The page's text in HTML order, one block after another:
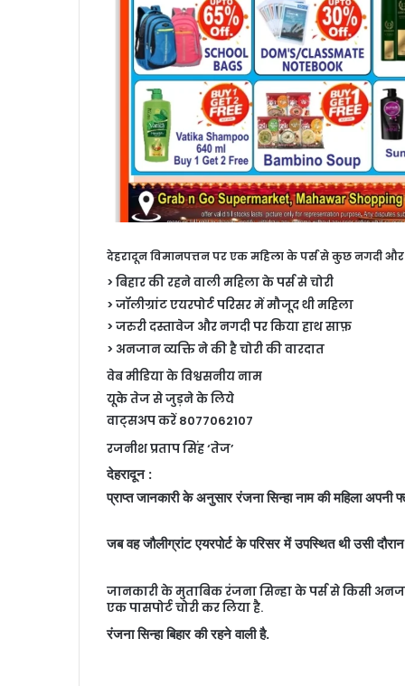
देहरादून विमानपत्तन पर एक महिला के पर्स से कुछ नगदी
> बिहार की रहने वाली महिला के पर्स से चोरी
> जॉलीग्रांट एयरपोर्ट परिसर में मौजूद थी महिला
> जरुरी दस्तावेज और नगदी पर किया हाथ साफ़
> अनजान व्यक्ति ने की है चोरी की वारदात
वेब मीडिया के विश्वसनीय नाम
यूके तेज से जुड़ने के लिये
वाट्सअप करें 8077062107
रजनीश प्रताप सिंह ‘तेज’
देहरादून :
प्राप्त जानकारी के अनुसार रंजना सिन्हा नाम की महिला अपनी
जब वह जौलीग्रांट एयरपोर्ट के परिसर में उपस्थित थी उसी
जानकारी के मुताबिक रंजना सिन्हा के पर्स से किसी
एक पासपोर्ट चोरी कर लिया है.
रंजना सिन्हा बिहार की रहने वाली है.